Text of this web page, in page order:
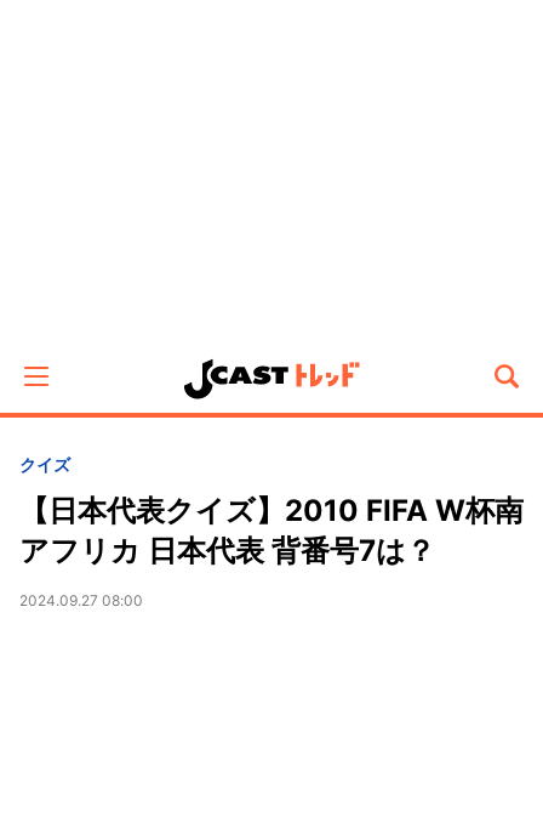
クイズ
【日本代表クイズ】2010 FIFA W杯南
アフリカ 日本代表 背番号7は？
2024.09.27 08:00